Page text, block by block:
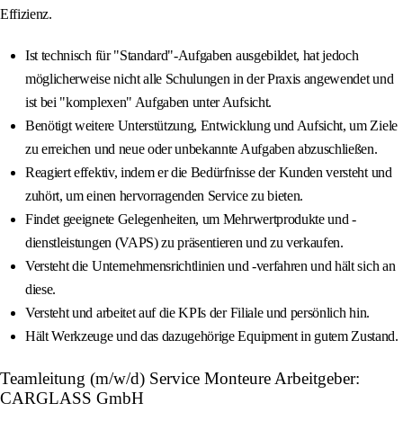
Effizienz.
Ist technisch für "Standard"-Aufgaben ausgebildet, hat jedoch
möglicherweise nicht alle Schulungen in der Praxis angewendet und
ist bei "komplexen" Aufgaben unter Aufsicht.
Benötigt weitere Unterstützung, Entwicklung und Aufsicht, um Ziele
zu erreichen und neue oder unbekannte Aufgaben abzuschließen.
Reagiert effektiv, indem er die Bedürfnisse der Kunden versteht und
zuhört, um einen hervorragenden Service zu bieten.
Findet geeignete Gelegenheiten, um Mehrwertprodukte und -
dienstleistungen (VAPS) zu präsentieren und zu verkaufen.
Versteht die Unternehmensrichtlinien und -verfahren und hält sich an
diese.
Versteht und arbeitet auf die KPIs der Filiale und persönlich hin.
Hält Werkzeuge und das dazugehörige Equipment in gutem Zustand.
Teamleitung (m/w/d) Service Monteure Arbeitgeber:
CARGLASS GmbH